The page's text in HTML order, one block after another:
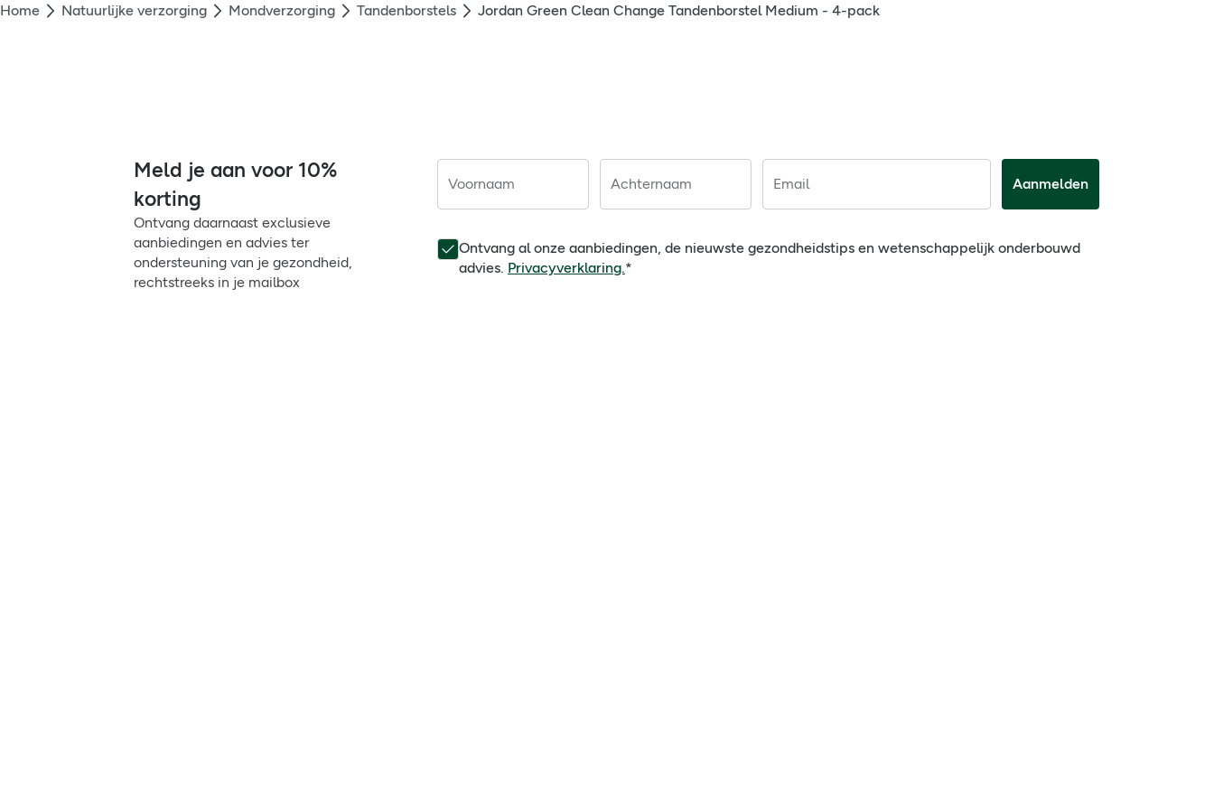
Home Natuurlijke verzorging Mondverzorging Tandenborstels Jordan Green Clean Change Tandenborstel Medium - 4-pack
Meld je aan voor 10%
korting
Ontvang daarnaast exclusieve
aanbiedingen en advies ter
ondersteuning van je gezondheid,
rechtstreeks in je mailbox
Voornaam Achternaam Email Aanmelden
Ontvang al onze aanbiedingen, de nieuwste gezondheidstips en wetenschappelijk onderbouwd
advies. Privacyverklaring.*